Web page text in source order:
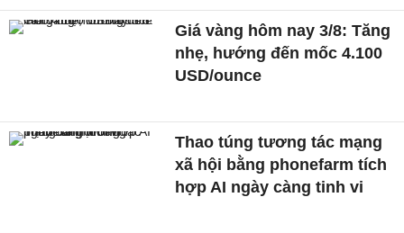
Giá vàng hôm nay 3/8: Tăng
nhẹ, hướng đến mốc 4.100
USD/ounce
Thao túng tương tác mạng
xã hội bằng phonefarm tích
hợp AI ngày càng tinh vi